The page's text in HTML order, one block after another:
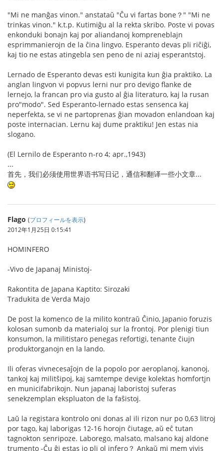
"Mi ne manĝas vinon." anstataŭ "Ĉu vi fartas bone？" "Mi ne
trinkas vinon." k.t.p. Kutimiĝu al la rekta skribo. Poste vi povas
enkonduki bonajn kaj por aliandanoj kompreneblajn
esprimmanierojn de la ĉina lingvo. Esperanto devas pli riĉiĝi,
kaj tio ne estas atingebla sen peno de ni aziaj esperantstoj.
Lernado de Esperanto devas esti kunigita kun ĝia praktiko. La
anglan lingvon vi popvus lerni nur pro devigo flanke de
lernejo, la francan pro via gusto al ĝia literaturo, kaj la rusan
pro"modo". Sed Esperanto-lernado estas sensenca kaj
neperfekta, se vi ne partoprenas ĝian movadon enlandoan kaj
poste internacian. Lernu kaj dume praktiku! Jen estas nia
slogano.
(El Lernilo de Esperanto n-ro 4; apr.,1943)
...
首先，我们必须使用世界语书写日记，通信和翻译一些小文章...
Flago (プロフィールを表示)
2012年1月25日 0:15:41
HOMINFERO
-Vivo de Japanaj Ministoj-
Rakontita de Japana Kaptito: Sirozaki
Tradukita de Verda Majo
De post la komenco de la milito kontraŭ Ĉinio, Japanio foruzis
kolosan sumonb da materialoj sur la frontoj. Por plenigi tiun
konsumon, la militistaro penegas refortigi, tenante ĉiujn
produktorganojn en la lando.
Ili oferas vivnecesaĵojn de la popolo por aeroplanoj, kanonoj,
tankoj kaj militŝipoj, kaj samtempe devige kolektas homfortjn
en municifabrikojn. Nun japanaj laboristoj suferas
senekzemplan ekspluaton de la faŝistoj.
Laŭ la registara kontrolo oni donas al ili rizon nur po 0,63 litroj
por tago, kaj laborigas 12-16 horojn ĉiutage, aŭ eĉ tutan
tagnokton senripoze. Laborego, malsato, malsano kaj aldone
trumento -Ĉu ĝi estas io pli ol infero？ Ankaŭ mi mem vivis